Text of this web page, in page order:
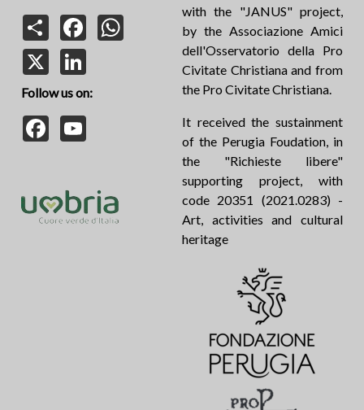
Share
Facebook
Follow us on:
Facebook
with the "JANUS" project,
by the Associazione Amici
dell'Osservatorio della Pro
Civitate Christiana and from
the Pro Civitate Christiana.
It received the sustainment
of the Perugia Foudation, in
the "Richieste libere"
supporting project, with
code 20351 (2021.0283) -
Art, activities and cultural
heritage